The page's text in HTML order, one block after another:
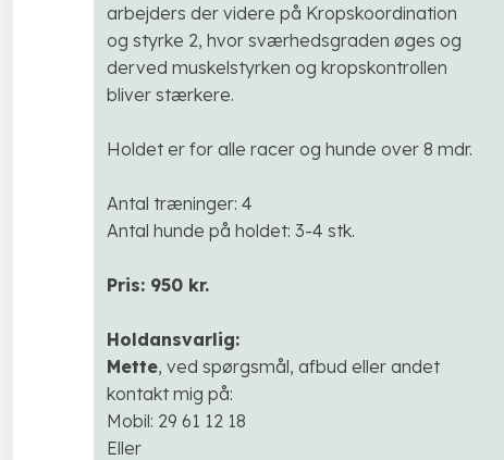
arbejders der videre på Kropskoordination
og styrke 2, hvor sværhedsgraden øges og
derved muskelstyrken og kropskontrollen
bliver stærkere.
Holdet er for alle racer og hunde over 8 mdr.
Antal træninger: 4
Antal hunde på holdet: 3-4 stk.
Pris: 950 kr.
Holdansvarlig:
Mette, ved spørgsmål, afbud eller andet
kontakt mig på:
Mobil: 29 61 12 18
Eller